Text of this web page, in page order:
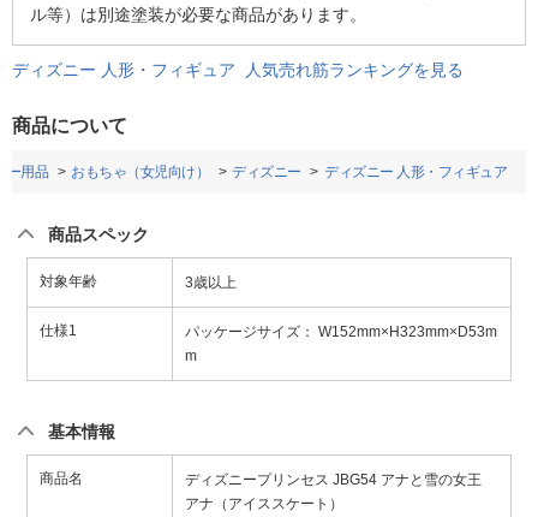
ル等）は別途塗装が必要な商品があります。
ディズニー 人形・フィギュア 人気売れ筋ランキングを見る
商品について
ー用品 おもちゃ（女児向け） ディズニー ディズニー 人形・フィギュア
商品スペック
対象年齢 3歳以上
仕様1
パッケージサイズ： W152mm×H323mm×D53m
m
基本情報
商品名
ディズニープリンセス JBG54 アナと雪の女王
アナ（アイススケート）